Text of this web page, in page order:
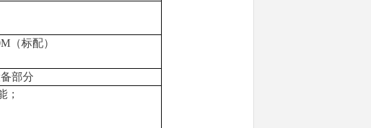
（标配）
部分
；